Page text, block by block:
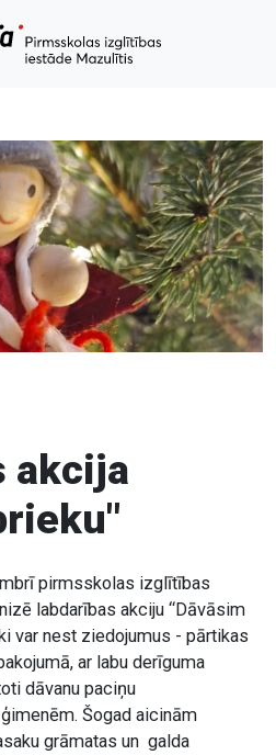
akcija
pirmsskolas izglītības
labdarības akciju “Dāvāsim
var nest ziedojumus - pārtikas
ar labu derīguma
dāvanu paciņu
Šogad aicinām
grāmatas un galda